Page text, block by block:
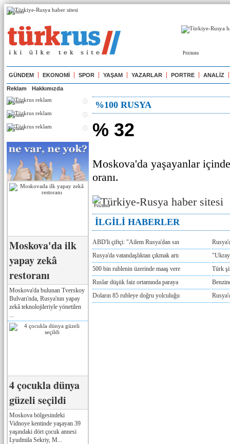
Реклама
Реклама
GÜNDEM EKONOMİ SPOR YAŞAM YAZARLAR PORTRE ANALİZ
Reklam Hakkımızda
Реклама
Реклама
Реклама
Moskova'da ilk
yapay zekâ
restoranı
Moskova'da bulunan Tverskoy
Bulvarı'nda, Rusya'nın yapay
zekâ teknolojileriyle yönetilen
4 çocukla dünya
güzeli seçildi
Moskova bölgesindeki
Vidnoye kentinde yaşayan 39
yaşındaki dört çocuk annesi
Lyudmila Sekriy, M...
%100 RUSYA
% 32
Moskova'da yaşayanlar
oranı.
Реклама
İLGİLİ HABERLER
ABD'li çiftçi: "Ailem Rusya'dan sın
Rusya'da vatandaşlıktan çıkmak artı
500 bin rublenin üzerinde maaş vere
Türk
Ruslar düşük faiz ortamında paraya
Doların 85 rubleye doğru yolculuğu